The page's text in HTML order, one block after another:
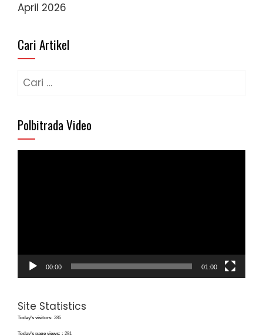
April 2026
Cari Artikel
Cari
Polbitrada Video
00:00 01:00
Site Statistics
Today's visitors: 285
Today's page views: : 291